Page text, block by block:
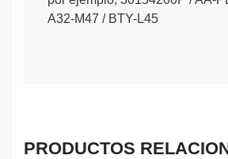
A32-M47 / BTY-L45
PRODUCTOS